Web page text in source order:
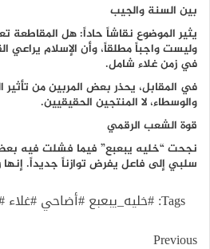
بين السنة والجيب
يثير الموضوع نقاشاً حاداً: هل المقاطعة
وليست واجباً مطلقاً، وأن الإسلام يراعي
في زمن غلاء شامل.
في المقابل، يحذر بعض المربين من
والوسطاء، لا المنتجين الحقيقيين.
قوة الشعب الرقمي
نجحت “خليه يبعبع” فيما فشلت فيه
سلبي إلى فاعل يفرض توازناً جديداً.
Tags: #خليه_يبعبع #أضاحي #غلاء
Continue
Previous